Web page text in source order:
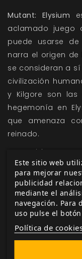
Mutant: Elysium
aclamado juego
puede usarse de
narra el origen
se consideran a
civilización
y Kilgore son
hegemonía en
que amenaza
reinado.
Contenido:
Nuevas reglas
enclave,
aliados ricos y
las reglas que
Una detallada
todos los
Este sitio web
para mejorar
publicidad
mediante el
navegación. Para
uso pulse el
Política de